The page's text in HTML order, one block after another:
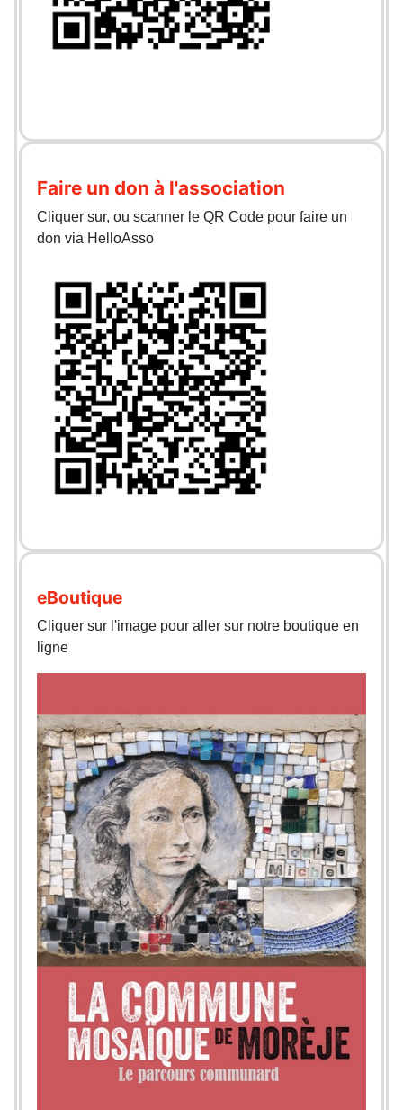
Faire un don à l'association
Cliquer sur, ou scanner le QR Code pour faire un
don via HelloAsso
eBoutique
Cliquer sur l'image pour aller sur notre boutique en
ligne